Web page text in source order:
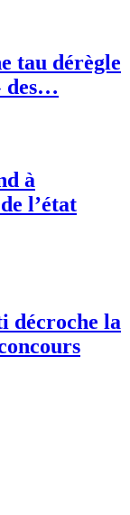
tau dérègle
des…
à
l’état
décroche la